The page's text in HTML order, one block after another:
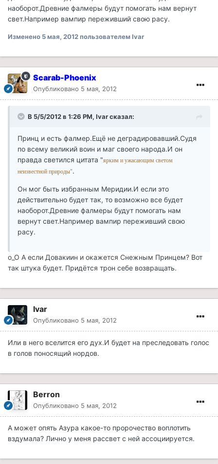
наоборот.Древние фалмеры будут помогать нам вернут
свет.Например вампир переживший свою расу.
Изменено 5 мая, 2012пользователем Ivar
Scarab-Phoenix
Опубликовано 5 мая, 2012
В 5/5/2012 в 1:26 PM, Ivar сказал:
Принц и есть фалмер.Ещё не деградировавший.Судя
по всему великий воин и маг своего народа.И он
правда светился цитата "ярким и ужасающим светом
неизвестной природы".
Он мог быть избранным Меридии.И если это
действительно будет так, то возможно все будет
наоборот.Древние фалмеры будут помогать нам
вернут свет.Например вампир переживший свою
расу.
о_О А если Довакиин и окажется Снежным Принцем? Вот
так штука будет. Придётся трон себе возвращать.
Ivar
Опубликовано 5 мая, 2012
Или в него вселится его дух.И будет на преследовать голос
в голов поносящий нордов.
Berron
Опубликовано 5 мая, 2012
А может опять Азура какое-то пророчество воплотить
вздумала? Лично у меня рассвет с ней ассоциируется.